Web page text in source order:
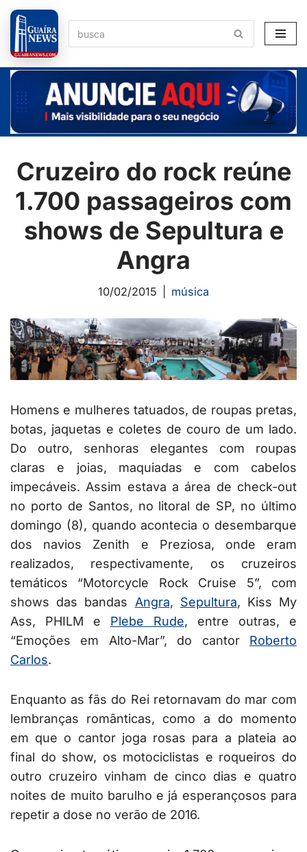
Pular
para
o
conteúdo
Cruzeiro do rock reúne
1.700 passageiros com
shows de Sepultura e
Angra
10/02/2015 música
Homens e mulheres tatuados, de roupas pretas,
botas, jaquetas e coletes de couro de um lado.
Do outro, senhoras elegantes com roupas
claras e joias, maquiadas e com cabelos
impecáveis. Assim estava a área de check-out
no porto de Santos, no litoral de SP, no último
domingo (8), quando acontecia o desembarque
dos navios Zenith e Preziosa, onde eram
realizados, respectivamente, os cruzeiros
temáticos “Motorcycle Rock Cruise 5”, com
shows das bandas Angra, Sepultura, Kiss My
Ass, PHILM e Plebe Rude, entre outras, e
“Emoções em Alto-Mar”, do cantor Roberto
Carlos.
Enquanto as fãs do Rei retornavam do mar com
lembranças românticas, como a do momento
em que o cantor joga rosas para a plateia ao
final do show, os motociclistas e roqueiros do
outro cruzeiro vinham de cinco dias e quatro
noites de muito barulho e já esperançosos para
repetir a dose no verão de 2016.